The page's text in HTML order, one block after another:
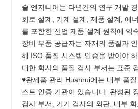
술 엔지니어는 다년간의 연구 개발
회로 설계, 기계 설계, 제품 설계, 에
를 포함한 산업 제품 설계 원칙에 익
장비 부품 공급자는 자재의 품질과
해 ISO 품질 시스템 인증을 받아야
대한 회사의 품질 검사 부서는 표준
♥완제품 관리 Huanrui에는 내부 품
스트 인증 기관이 있습니다. 완성된
검사 부서, 기기 검사의 외관, 내부